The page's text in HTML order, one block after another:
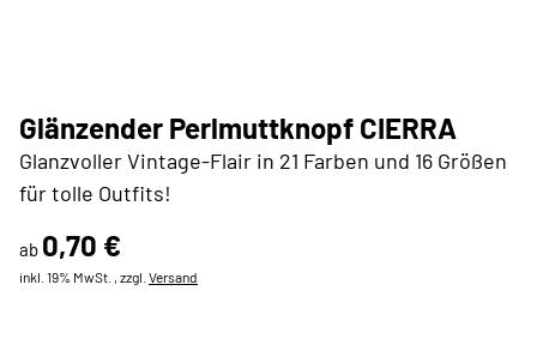
Glänzender Perlmuttknopf CIERRA
Glanzvoller Vintage-Flair in 21 Farben und 16 Größen
für tolle Outfits!
ab 0,70 €
inkl. 19% MwSt. , zzgl. Versand